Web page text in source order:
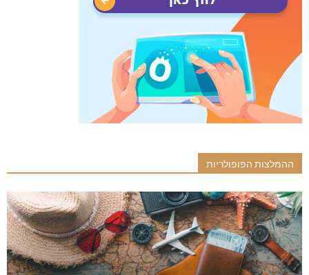
ההמלצות הפופולריות